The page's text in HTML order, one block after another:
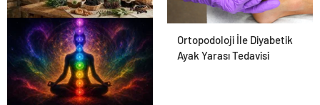
Osmanzadem ile Katkısız ve
Doğal Beslenme Dönemi
Ortopodoloji İle Diyabetik
Ayak Yarası Tedavisi